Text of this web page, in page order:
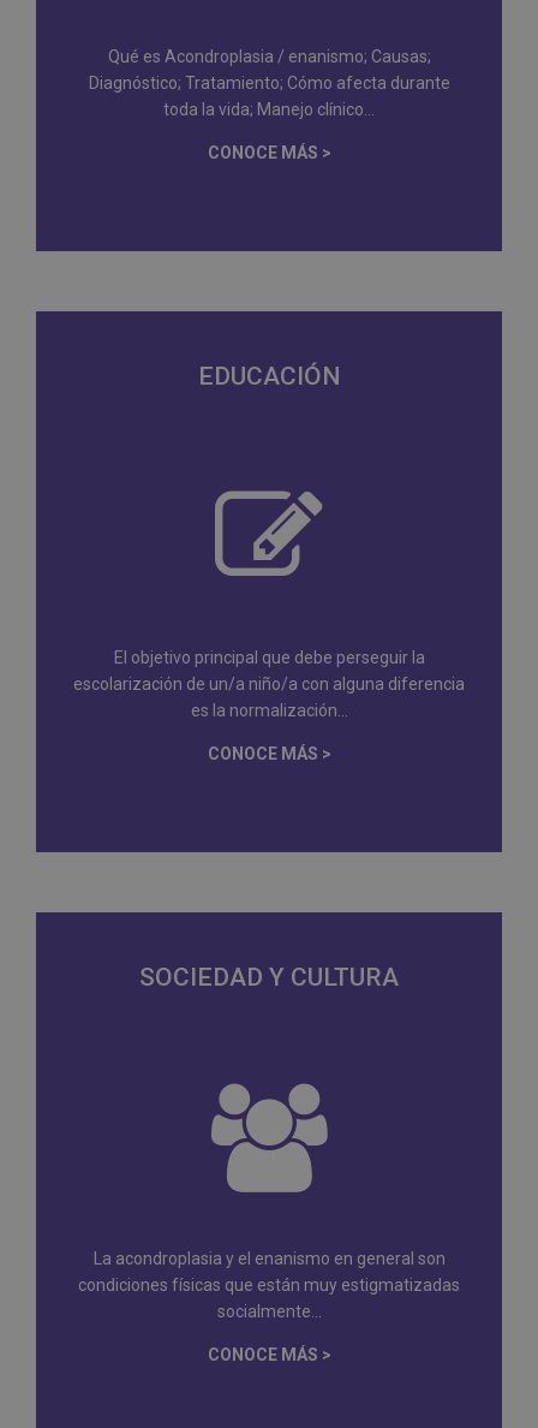
Qué es Acondroplasia / enanismo; Causas;
Diagnóstico; Tratamiento; Cómo afecta durante
toda la vida; Manejo clínico...
CONOCE MÁS >
EDUCACIÓN
El objetivo principal que debe perseguir la
escolarización de un/a niño/a con alguna diferencia
es la normalización...
CONOCE MÁS >
SOCIEDAD Y CULTURA
La acondroplasia y el enanismo en general son
condiciones físicas que están muy estigmatizadas
socialmente...
CONOCE MÁS >